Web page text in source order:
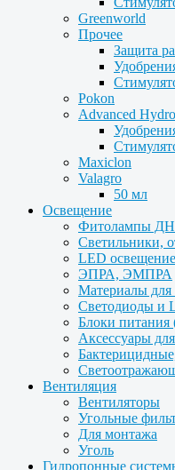
Greenworld
Прочее
Защита
Pokon
Advanced
Maxiclon
Valagro
50 мл
Освещение
Фитолампы
Светильники,
LED освещение
ЭПРА, ЭМПРА
Материалы для
Светодиоды и
Блоки питания
Аксессуары
Вентиляция
Вентиляторы
Угольные
Для монтажа
Уголь
Гидропонные